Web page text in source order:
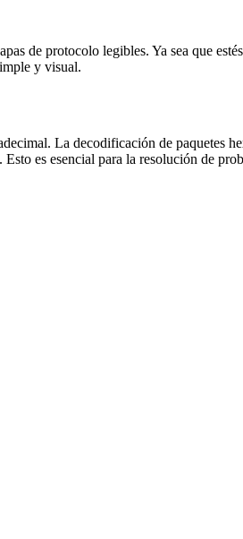
de protocolo legibles. Ya sea que
y visual.
La decodificación de paquetes
es esencial para la resolución de